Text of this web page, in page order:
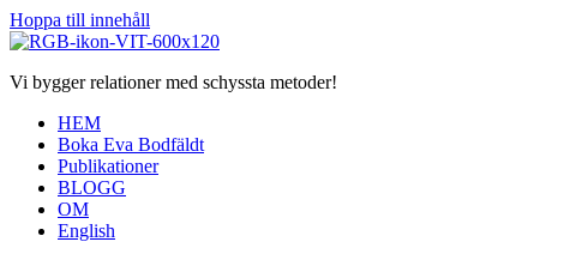
Hoppa till innehåll
Vi bygger relationer med schyssta metoder!
HEM
Boka Eva Bodfäldt
Publikationer
BLOGG
OM
English